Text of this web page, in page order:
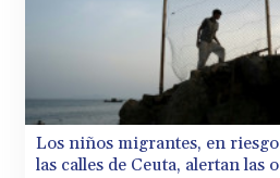
Los niños migrantes, en
las calles de Ceuta, alertan las